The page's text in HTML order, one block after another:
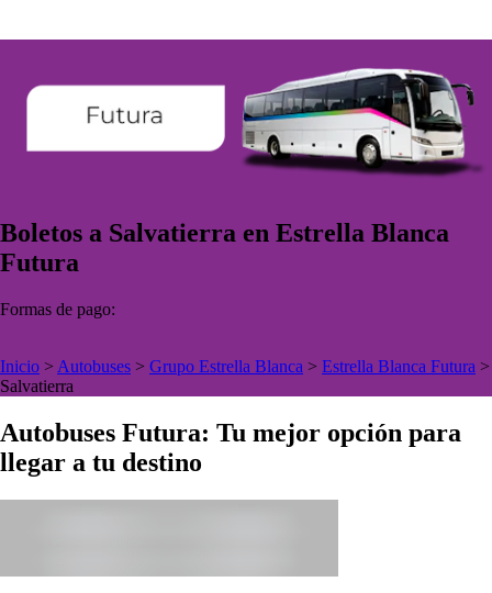
Boletos a Salvatierra en Estrella Blanca
Futura
Formas de pago:
Inicio > Autobuses > Grupo Estrella Blanca > Estrella Blanca Futura >
Salvatierra
Autobuses Futura: Tu mejor opción para
llegar a tu destino